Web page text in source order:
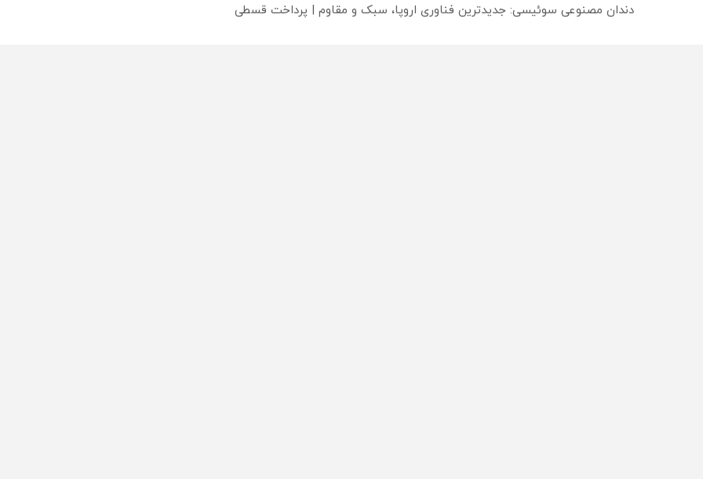
دندان مصنوعی سوئیسی: جدیدترین فناوری اروپا، سبک و مقاوم | پرداخت قسطی